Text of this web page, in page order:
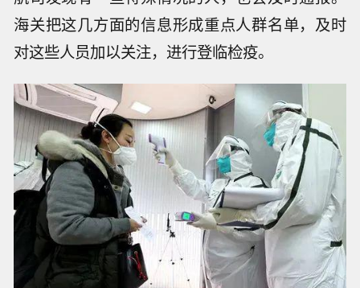
海关把这几方面的信息形成重点人群名单，及时
对这些人员加以关注，进行登临检疫。